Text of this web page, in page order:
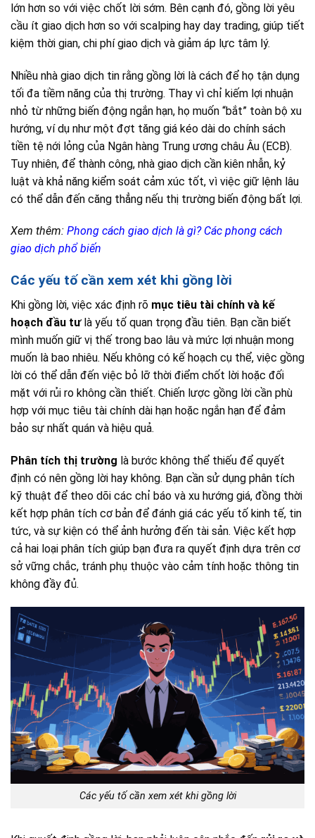
lớn hơn so với việc chốt lời sớm. Bên cạnh đó, gồng lời yêu
cầu ít giao dịch hơn so với scalping hay day trading, giúp tiết
kiệm thời gian, chi phí giao dịch và giảm áp lực tâm lý.
Nhiều nhà giao dịch tin rằng gồng lời là cách để họ tận dụng
tối đa tiềm năng của thị trường. Thay vì chỉ kiếm lợi nhuận
nhỏ từ những biến động ngắn hạn, họ muốn “bắt” toàn bộ xu
hướng, ví dụ như một đợt tăng giá kéo dài do chính sách
tiền tệ nới lỏng của Ngân hàng Trung ương châu Âu (ECB).
Tuy nhiên, để thành công, nhà giao dịch cần kiên nhẫn, kỷ
luật và khả năng kiểm soát cảm xúc tốt, vì việc giữ lệnh lâu
có thể dẫn đến căng thẳng nếu thị trường biến động bất lợi.
Xem thêm: Phong cách giao dịch là gì? Các phong cách
giao dịch phổ biến
Các yếu tố cần xem xét khi gồng lời
Khi gồng lời, việc xác định rõ mục tiêu tài chính và kế
hoạch đầu tưlà yếu tố quan trọng đầu tiên. Bạn cần biết
mình muốn giữ vị thế trong bao lâu và mức lợi nhuận mong
muốn là bao nhiêu. Nếu không có kế hoạch cụ thể, việc gồng
lời có thể dẫn đến việc bỏ lỡ thời điểm chốt lời hoặc đối
mặt với rủi ro không cần thiết. Chiến lược gồng lời cần phù
hợp với mục tiêu tài chính dài hạn hoặc ngắn hạn để đảm
bảo sự nhất quán và hiệu quả.
Phân tích thị trường là bước không thể thiếu để quyết
định có nên gồng lời hay không. Bạn cần sử dụng phân tích
kỹ thuật để theo dõi các chỉ báo và xu hướng giá, đồng thời
kết hợp phân tích cơ bản để đánh giá các yếu tố kinh tế, tin
tức, và sự kiện có thể ảnh hưởng đến tài sản. Việc kết hợp
cả hai loại phân tích giúp bạn đưa ra quyết định dựa trên cơ
sở vững chắc, tránh phụ thuộc vào cảm tính hoặc thông tin
không đầy đủ.
Các yếu tố cần xem xét khi gồng lời